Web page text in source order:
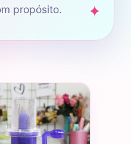
propósito.